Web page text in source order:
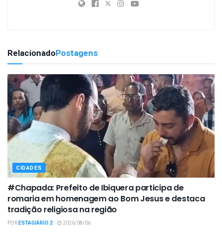
RelacionadoPostagens
CIDADES
#Chapada: Prefeito de Ibiquera participa de
romaria em homenagem ao Bom Jesus e destaca
tradição religiosa na região
PORESTAGIÁRIO 2 2026/08/06